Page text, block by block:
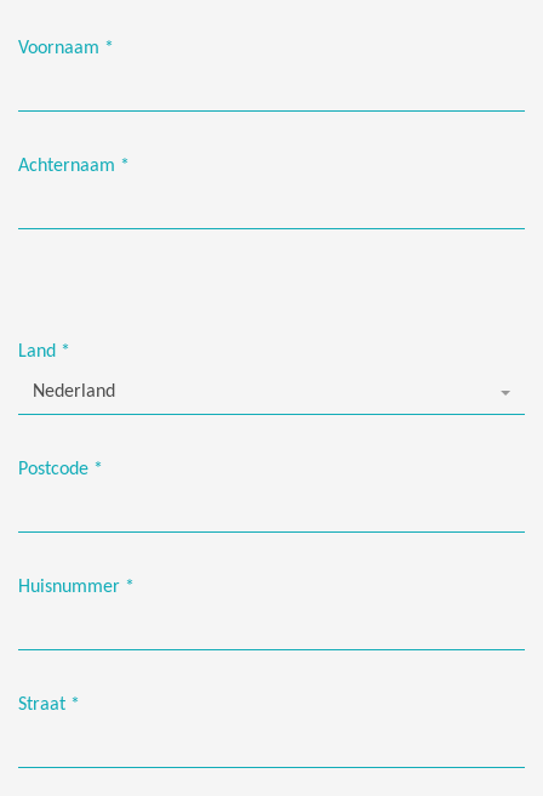
Voornaam *
Achternaam *
Land *
Nederland
Postcode *
Huisnummer *
Straat *